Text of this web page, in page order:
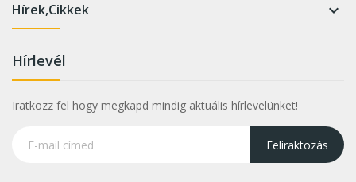
Hírek,Cikkek 
Hírlevél
Iratkozz fel hogy megkapd mindig aktuális hírlevelünket!
Feliraktozás